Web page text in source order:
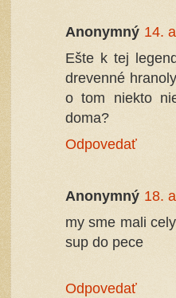
Anonymný 14.
Ešte k tej
drevenné
o tom niekto
doma?
Odpovedať
Anonymný 18.
my sme mali
sup do pece
Odpovedať